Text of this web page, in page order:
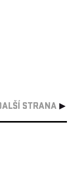
STRANA